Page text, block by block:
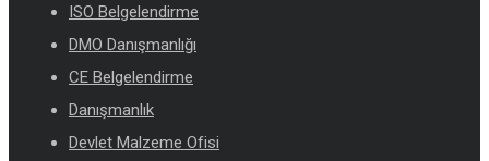
ISO Belgelendirme
DMO Danışmanlığı
CE Belgelendirme
Danışmanlık
Devlet Malzeme Ofisi